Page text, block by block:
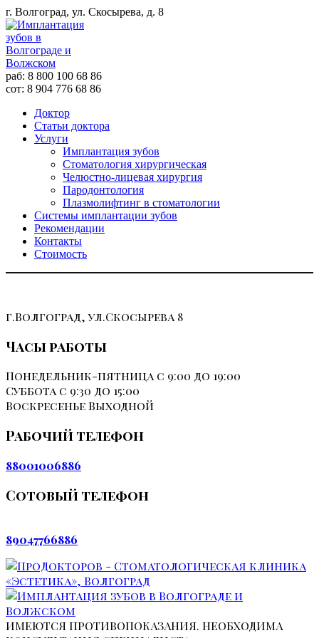
г. Волгоград, ул. Скосырева, д. 8
раб: 8 800 100 68 86
сот: 8 904 776 68 86
Доктор
Статьи доктора
Услуги
Имплантация зубов
Стоматология хирургическая
Челюстно-лицевая хирургия
Пародонтология
Плазмолифтинг в стоматологии
Системы имплантации зубов
Рекомендации
Контакты
Стоимость
г.Волгоград, ул.Скосырева 8
Часы работы
Понедельник-пятница с 9:00 до 19:00
Суббота с 9:30 до 15:00
ВоскресеньеВыходной
Рабочий телефон
88001006886
Сотовый телефон
89047766886
ИМЕЮТСЯ ПРОТИВОПОКАЗАНИЯ. НЕОБХОДИМА